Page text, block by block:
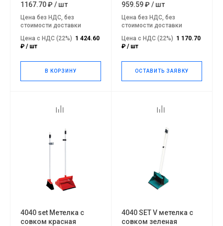
1167.70 ₽ / шт
Цена без НДС, без
стоимости доставки
Цена с НДС (22%) 1 424.60
₽ / шт
В КОРЗИНУ
959.59 ₽ / шт
Цена без НДС, без
стоимости доставки
Цена с НДС (22%) 1 170.70
₽ / шт
ОСТАВИТЬ ЗАЯВКУ
4040 set Метелка с
совком красная
4040 SET V метелка с
совком зеленая